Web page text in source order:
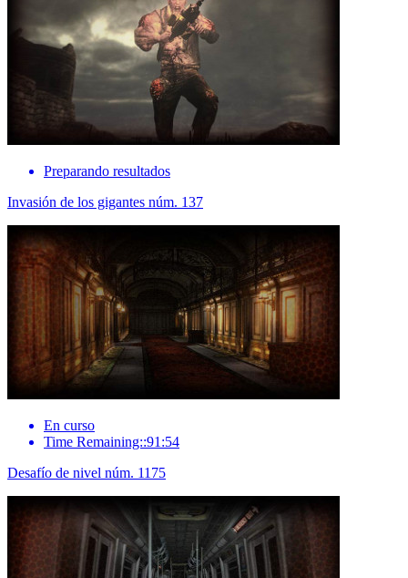
Preparando resultados
Invasión de los gigantes núm. 137
En curso
Time Remaining::91:54
Desafío de nivel núm. 1175